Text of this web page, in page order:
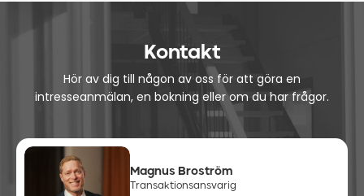
Kontakt
Hör av dig till någon av oss för att göra en
intresseanmälan, en bokning eller om du har frågor.
Magnus Broström
Transaktionsansvarig